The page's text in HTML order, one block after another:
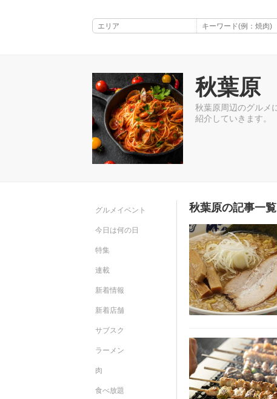
秋葉原
秋葉原周辺のグルメ
紹介していきます。
秋葉原の記事一
グルメイベント
今日は何の日
特集
連載
新着情報
新着店舗
サブスク
ラーメン
肉
食べ放題